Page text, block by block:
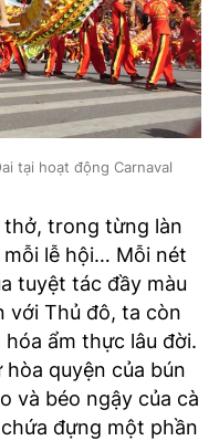
tại hoạt động Carnaval
trong từng làn
mỗi lễ hội… Mỗi nét
tuyệt tác đầy màu
với Thủ đô, ta còn
ẩm thực lâu đời.
quyện của bún
và béo ngậy của cà
đựng một phần